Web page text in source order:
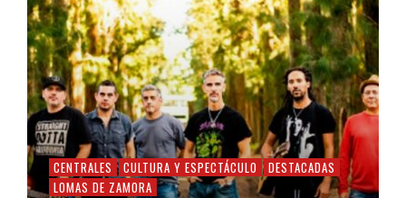
CENTRALES CULTURA Y ESPECTÁCULO
DESTACADAS
LOMAS DE ZAMORA